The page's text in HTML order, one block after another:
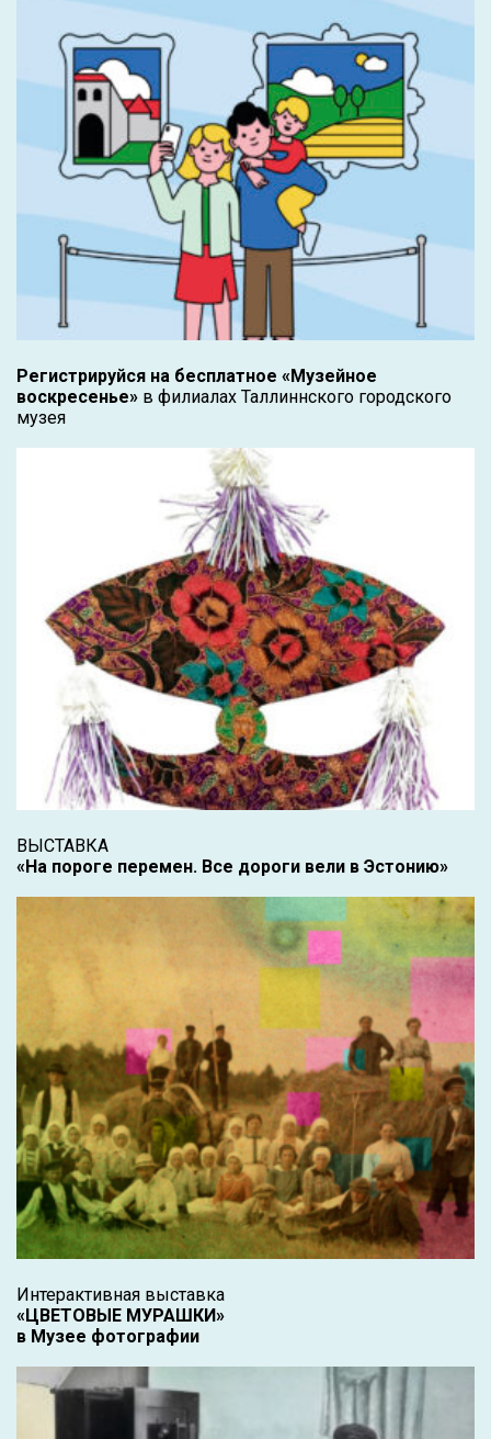
Регистрируйся на бесплатное «Музейное
воскресенье» в филиалах Таллиннского городского
музея
ВЫСТАВКА
«На пороге перемен. Все дороги вели в Эстонию»
Интерактивная выставка
«ЦВЕТОВЫЕ МУРАШКИ»
в Музее фотографии